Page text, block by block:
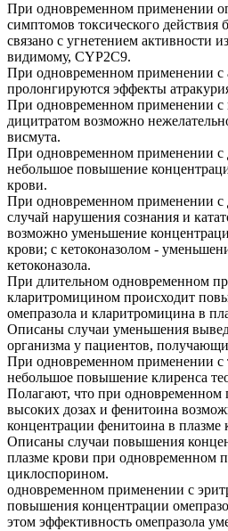
При одновременном применении
симптомов токсического действия
связано с угнетением активности
видимому, CYP2C9.
При одновременном применении с
пролонгируются эффекты
При одновременном применении с
дицитратом возможно
висмута.
При одновременном применении с
небольшое повышение
крови.
При одновременном применении с
случай нарушения сознания и
возможно уменьшение
крови; с кетоконазолом -
кетоконазола.
При длительном одновременном
кларитромицином происходит
омепразола и кларитромицина в
Описаны случаи уменьшения
организма у пациентов,
При одновременном применении
небольшое повышение клиренса
Полагают, что при одновременном
высоких дозах и фенитоина
концентрации фенитоина в плазме
Описаны случаи повышения
плазме крови при одновременном
циклоспорином.
одновременном применении с
повышения концентрации
этом эффективность омепразола